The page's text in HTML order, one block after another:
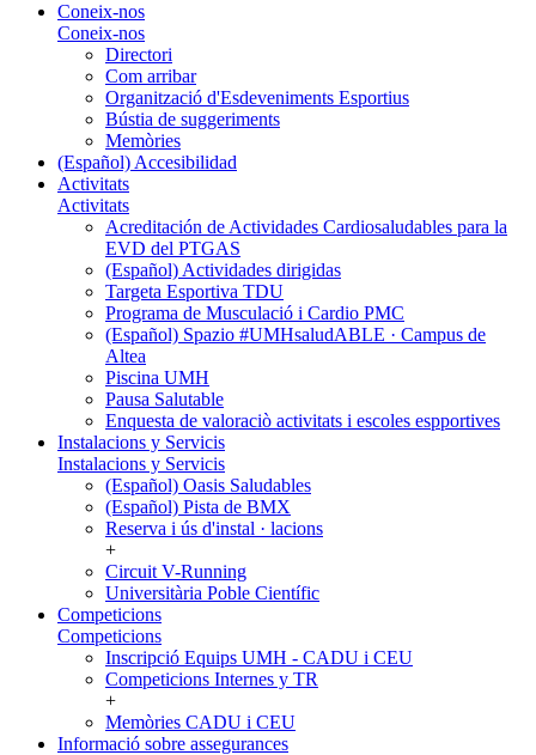
Coneix-nos
Coneix-nos
Directori
Com arribar
Organització d'Esdeveniments Esportius
Bústia de suggeriments
Memòries
(Español) Accesibilidad
Activitats
Activitats
Acreditación de Actividades Cardiosaludables para la
EVD del PTGAS
(Español) Actividades dirigidas
Targeta Esportiva TDU
Programa de Musculació i Cardio PMC
(Español) Spazio #UMHsaludABLE · Campus de
Altea
Piscina UMH
Pausa Salutable
Enquesta de valoraciò activitats i escoles espportives
Instalacions y Servicis
Instalacions y Servicis
(Español) Oasis Saludables
(Español) Pista de BMX
Reserva i ús d'instal · lacions
+
Circuit V-Running
Universitària Poble Científic
Competicions
Competicions
Inscripció Equips UMH - CADU i CEU
Competicions Internes y TR
+
Memòries CADU i CEU
Informació sobre assegurances